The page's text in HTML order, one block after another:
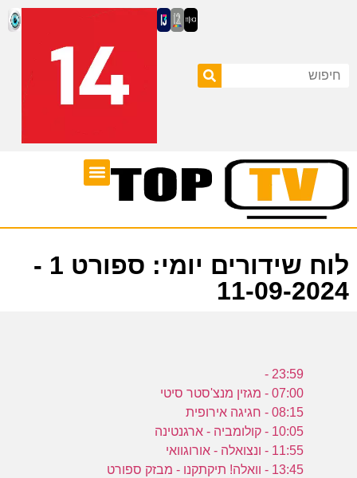
לוח שידורים יומי: ספורט 1 -
11-09-2024
23:59 -
07:00 - מגזין מנצ'סטר סיטי
08:15 - חגיגה אירופית
10:05 - קולומביה - ארגנטינה
11:55 - ונצואלה - אורוגוואי
13:45 - וואלה! תיקתקנו - מבזק ספורט